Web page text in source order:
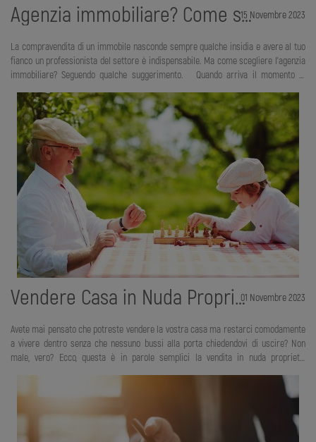
Agenzia immobiliare? Come scegliere quella giusta
15 Novembre 2023
La compravendita di un immobile nasconde sempre qualche insidia e avere al tuo
fianco un professionista del settore è indispensabile. Ma come scegliere l'agenzia
immobiliare? Seguendo qualche suggerimento. Quando arriva il momento di
l'incubo di ogni proprietario. Non basta avere una lista degli agenti immobiliari di
zona, devi sapere come scegliere l'agenzia immobiliare. Parliamoci chiaro: in
questo settore operano un gran numero di ottimi professionisti, con alle spalle
anni e anni di esperienza e competenze certificate, ma ci sono anche molti
operatori improvvisati, senza alcuna preparazione
Vendere Casa in Nuda Proprieta'01 Novembre 2023
Avete mai pensato che potreste vendere la vostra casa ma restarci comodamente
a vivere dentro senza che nessuno bussi alla porta chiedendovi di uscire? Non
male, vero? Ecco, questa è in parole semplici la vendita in nuda proprietà,
proprietà cede il bene ma non la disponibilità immediata dell’immobile. Infatti, il
diritto di continuare a viverci è garantito per tutta la durata della vita o per il
periodo stabilito nel contratto di compravendita. L’interesse degli italiani nei
confronti di questa formula è aumentato nel tempo, sia come alterna